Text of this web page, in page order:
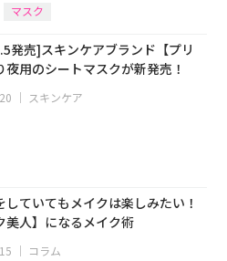
マスク
発売]スキンケアブランド【プリ
夜用のシートマスクが新発売！
｜ スキンケア
していてもメイクは楽しみたい！
美人】になるメイク術
｜ コラム